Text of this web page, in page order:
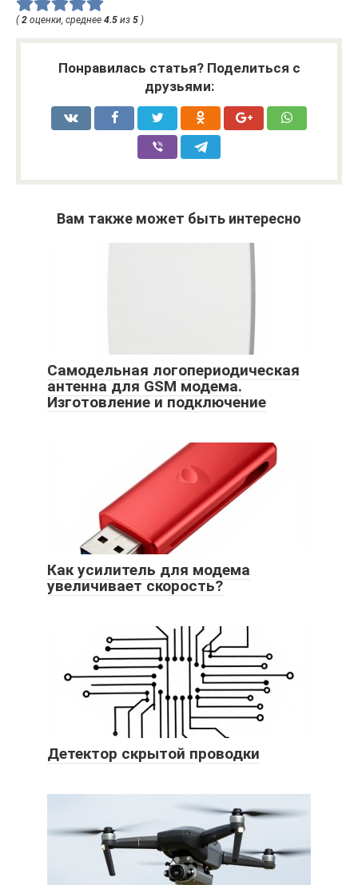
( 2 оценки, среднее 4.5 из 5 )
Понравилась статья? Поделиться с
друзьями:
Вам также может быть интересно
Самодельная логопериодическая
антенна для GSM модема.
Изготовление и подключение
Как усилитель для модема
увеличивает скорость?
Детектор скрытой проводки